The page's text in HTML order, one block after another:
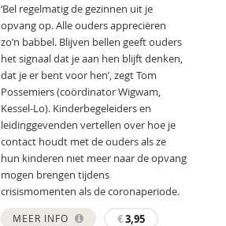
‘Bel regelmatig de gezinnen uit je
opvang op. Alle ouders appreciëren
zo’n babbel. Blijven bellen geeft ouders
het signaal dat je aan hen blijft denken,
dat je er bent voor hen’, zegt Tom
Possemiers (coördinator Wigwam,
Kessel-Lo). Kinderbegeleiders en
leidinggevenden vertellen over hoe je
contact houdt met de ouders als ze
hun kinderen niet meer naar de opvang
mogen brengen tijdens
crisismomenten als de coronaperiode.
MEER INFO €3,95